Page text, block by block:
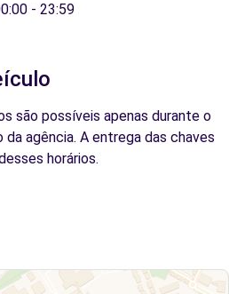
- 23:59
são possíveis apenas durante o
agência. A entrega das chaves
horários.